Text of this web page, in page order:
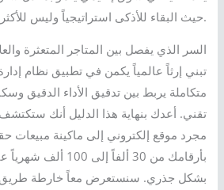
حيث البقاء للأذكى استراتيجياً وليس للأكثر إنفاقاً.
السر الذي يفصل بين المتاجر المتعثرة
تبني إرثاً عالمياً يكمن في تطبيق نظام
متكاملة يربط بين تدقيق الأداء الدقيق
تقني. أعدك بنهاية هذا الدليل أنك
مجرد موقع إلكتروني إلى ماكينة مبيعات
بأرقامك من 30 ألفاً